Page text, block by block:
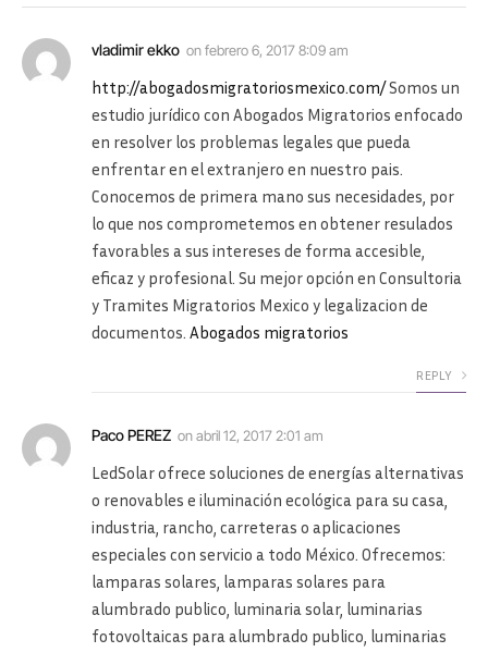
vladimir ekko onfebrero 6, 2017 8:09 am
http://abogadosmigratoriosmexico.com/Somos un
estudio jurídico con Abogados Migratorios enfocado
en resolver los problemas legales que pueda
enfrentar en el extranjero en nuestro pais.
Conocemos de primera mano sus necesidades, por
lo que nos comprometemos en obtener resulados
favorables a sus intereses de forma accesible,
eficaz y profesional. Su mejor opción en Consultoria
y Tramites Migratorios Mexico y legalizacion de
documentos. Abogados migratorios
REPLY
Paco PEREZ onabril 12, 2017 2:01 am
LedSolar ofrece soluciones de energías alternativas
o renovables e iluminación ecológica para su casa,
industria, rancho, carreteras o aplicaciones
especiales con servicio a todo México. Ofrecemos:
lamparas solares, lamparas solares para
alumbrado publico, luminaria solar, luminarias
fotovoltaicas para alumbrado publico, luminarias